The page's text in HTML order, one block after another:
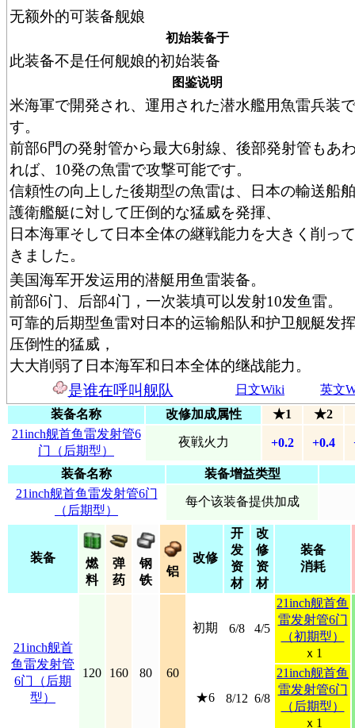
无额外的可装备舰娘
初始装备于
此装备不是任何舰娘的初始装备
图鉴说明
米海軍で開発され、運用された潜水艦用魚雷兵装で
す。
前部6門の発射管から最大6射線、後部発射管もあ
れば、10発の魚雷で攻撃可能です。
信頼性の向上した後期型の魚雷は、日本の輸送船
護衛艦艇に対して圧倒的な猛威を発揮、
日本海軍そして日本全体の継戦能力を大きく削っ
きました。
美国海军开发运用的潜艇用鱼雷装备。
前部6门、后部4门，一次装填可以发射10发鱼雷。
可靠的后期型鱼雷对日本的运输船队和护卫舰艇发
压倒性的猛威，
大大削弱了日本海军和日本全体的继战能力。
是谁在呼叫舰队
日文Wiki
英文
装备名称
改修加成属性 ★1
★2
21inch舰首鱼雷发射管6
门（后期型）
夜戦火力 +0.2 +0.4
装备名称
装备增益类型
21inch舰首鱼雷发射管6门
（后期型）
每个该装备提供加成
装备
燃
料
弹
药
钢
铁
铝
改修
开
发
资
材
改
修
资
材
装备
消耗
21inch舰首
鱼雷发射管
6门（后期
型）
120 160 80 60
初期 6/8 4/5
21inch舰首鱼
雷发射管6门
（初期型）
ｘ1
★6 8/12 6/8
21inch舰首鱼
雷发射管6门
（后期型）
ｘ1